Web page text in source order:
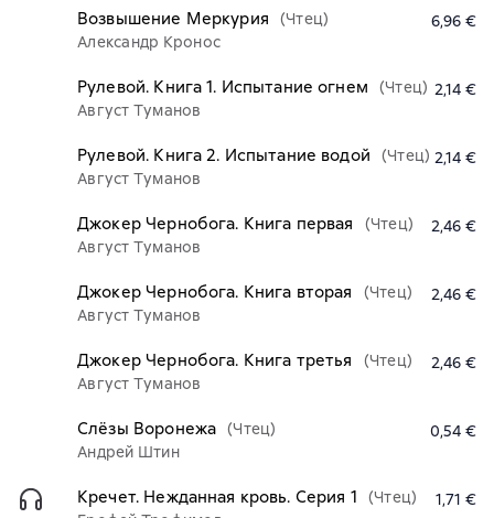
Возвышение Меркурия
(Чтец)
Александр Кронос
6,96 €
Рулевой. Книга 1. Испытание огнем
(Чтец)
Август Туманов
2,14 €
Рулевой. Книга 2. Испытание водой
(Чтец)
Август Туманов
2,14 €
Джокер Чернобога. Книга первая
(Чтец)
Август Туманов
2,46 €
Джокер Чернобога. Книга вторая
(Чтец)
Август Туманов
2,46 €
Джокер Чернобога. Книга третья
(Чтец)
Август Туманов
2,46 €
Слёзы Воронежа (Чтец)
Андрей Штин
0,54 €
Кречет. Нежданная кровь. Серия 1
(Чтец)
1,71 €